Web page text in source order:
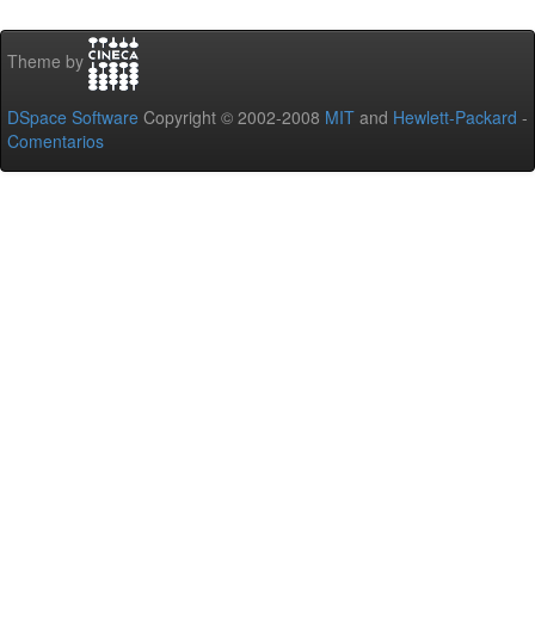
Theme by
DSpace Software Copyright © 2002-2008 MIT and Hewlett-Packard -
Comentarios